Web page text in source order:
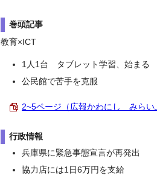
巻頭記事
教育×ICT
1人1台 タブレット学習、始まる
公民館で苦手を克服
2~5ページ（広報かわにし みらい
行政情報
兵庫県に緊急事態宣言が再発出
協力店には1日6万円を支給